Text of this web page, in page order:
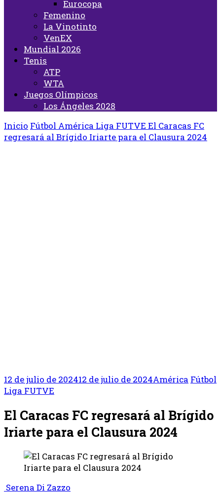
Eurocopa
Femenino
La Vinotinto
VenEX
Mundial 2026
Tenis
ATP
WTA
Juegos Olímpicos
Los Ángeles 2028
Inicio Fútbol América Liga FUTVE El Caracas FC
regresará al Brígido Iriarte para el Clausura 2024
12 de julio de 202412 de julio de 2024América Fútbol
Liga FUTVE
El Caracas FC regresará al Brígido
Iriarte para el Clausura 2024
Serena Di Zazzo